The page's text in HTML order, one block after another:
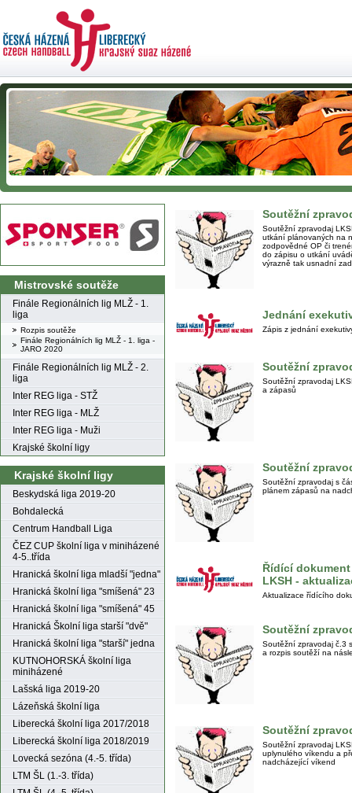
Mistrovské soutěže
Finále Regionálních lig MLŽ - 1.
liga
Rozpis soutěže
Finále Regionálních lig MLŽ - 1. liga -
JARO 2020
Finále Regionálních lig MLŽ - 2.
liga
Inter REG liga - STŽ
Inter REG liga - MLŽ
Inter REG liga - Muži
Krajské školní ligy
Krajské školní ligy
Beskydská liga 2019-20
Bohdalecká
Centrum Handball Liga
ČEZ CUP školní liga v miniházené
4-5..třída
Hranická školní liga mladší "jedna"
Hranická školní liga "smíšená" 23
Hranická školní liga "smíšená" 45
Hranická Školní liga starší "dvě"
Hranická školní liga "starší" jedna
KUTNOHORSKÁ školní liga
miniházené
Lašská liga 2019-20
Lázeňská školní liga
Liberecká školní liga 2017/2018
Liberecká školní liga 2018/2019
Lovecká sezóna (4.-5. třída)
LTM ŠL (1.-3. třída)
Soutěžní
Soutěžní zpravodaj
utkání plánovaných na
zodpovědné OP či
do zápisu o utkání
výrazně tak usnadní
Jednání
Zápis z jednání
Soutěžní
Soutěžní zpravodaj
a zápasů
Soutěžní
Soutěžní zpravodaj s
plánem zápasů na
Řídící
LKSH -
Aktualizace řídícího
Soutěžní
Soutěžní zpravodaj č.3
a rozpis soutěží na
Soutěžní
Soutěžní zpravodaj
uplynulého víkendu a
nadcházející víkend